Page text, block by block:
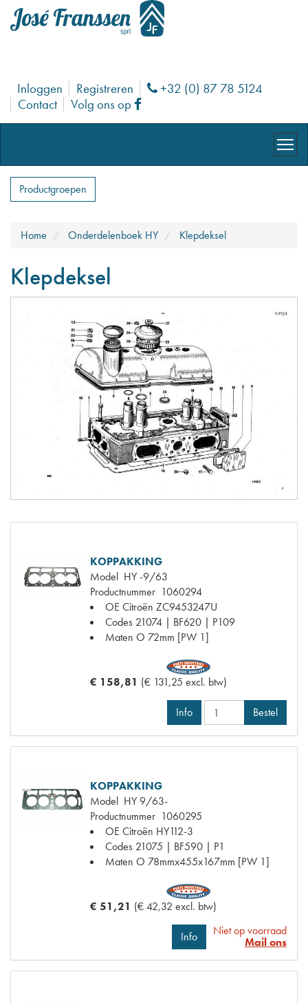
Inloggen Registreren Phone
+32 (0) 87 78 5124
Contact
Volg ons op Facebook
Productgroepen
Home Onderdelenboek HY Klepdeksel
Klepdeksel
KOPPAKKING
Model HY -9/63
Productnummer 1060294
OE Citroën ZC9453247U
Codes 21074 | BF620 | P109
Maten O 72mm [PW 1]
€ 158,81 (€ 131,25 excl. btw)
Info Bestel
KOPPAKKING
Model HY 9/63-
Productnummer 1060295
OE Citroën HY112-3
Codes 21075 | BF590 | P1
Maten O 78mmx455x167mm [PW 1]
€ 51,21 (€ 42,32 excl. btw)
Info
Niet op voorraad
Mail ons